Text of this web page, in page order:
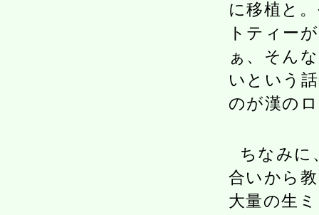
に移植と
トティー
ぁ、そん
いという
のが漢の
ちなみに
合いから
大量の生